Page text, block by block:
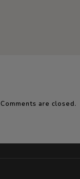
Comments are closed.